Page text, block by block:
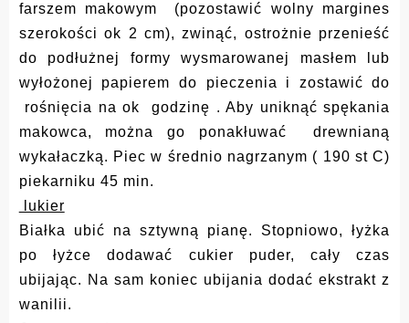
farszem makowym (pozostawić wolny margines
szerokości ok 2 cm), zwinąć, ostrożnie przenieść
do podłużnej formy wysmarowanej masłem lub
wyłożonej papierem do pieczenia i zostawić do
rośnięcia na ok godzinę . Aby uniknąć spękania
makowca, można go ponakłuwać drewnianą
wykałaczką. Piec w średnio nagrzanym ( 190 st C)
piekarniku 45 min.
lukier
Białka ubić na sztywną pianę. Stopniowo, łyżka
po łyżce dodawać cukier puder, cały czas
ubijając. Na sam koniec ubijania dodać ekstrakt z
wanilii.